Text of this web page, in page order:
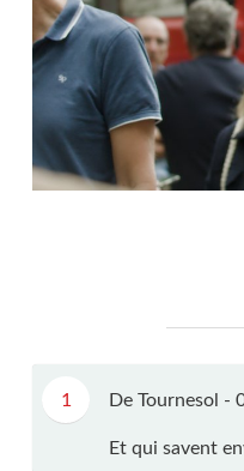
1 De Tournesol -
Et qui savent